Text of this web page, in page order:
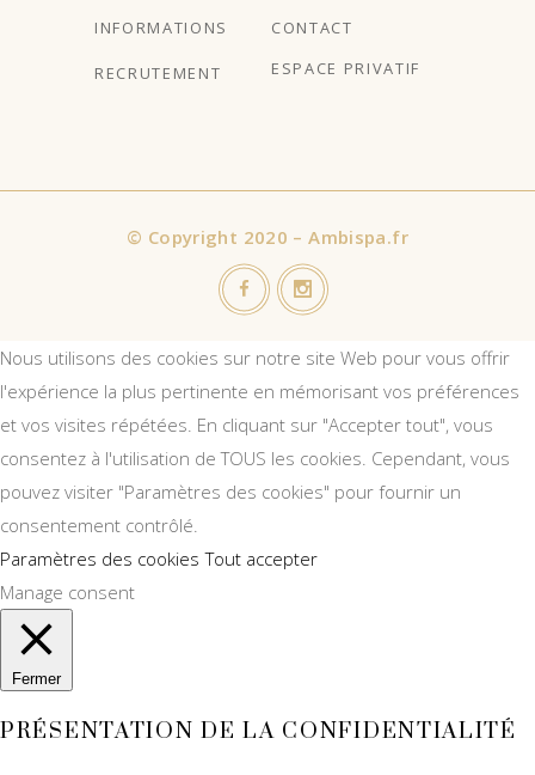
INFORMATIONS
CONTACT
RECRUTEMENT ESPACE PRIVATIF
© Copyright 2020 – Ambispa.fr
Nous utilisons des cookies sur notre site Web pour vous offrir
l'expérience la plus pertinente en mémorisant vos préférences
et vos visites répétées. En cliquant sur "Accepter tout", vous
consentez à l'utilisation de TOUS les cookies. Cependant, vous
pouvez visiter "Paramètres des cookies" pour fournir un
consentement contrôlé.
Paramètres des cookies Tout accepter
Manage consent
Fermer
PRÉSENTATION DE LA CONFIDENTIALITÉ